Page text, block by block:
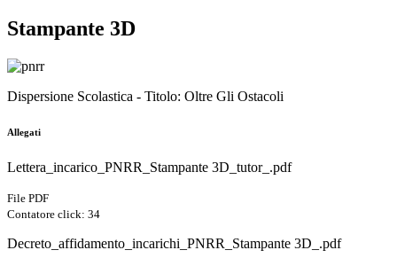
Stampante 3D
Dispersione Scolastica - Titolo: Oltre Gli Ostacoli
Allegati
Lettera_incarico_PNRR_Stampante 3D_tutor_.pdf
File PDF
Contatore click: 34
Decreto_affidamento_incarichi_PNRR_Stampante 3D_.pdf